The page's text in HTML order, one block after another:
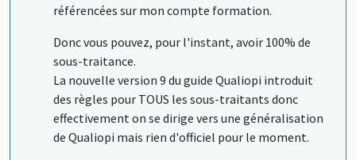
référencées sur mon compte formation.
Donc vous pouvez, pour l'instant, avoir 100% de
sous-traitance.
La nouvelle version 9 du guide Qualiopi introduit
des règles pour TOUS les sous-traitants donc
effectivement on se dirige vers une généralisation
de Qualiopi mais rien d'officiel pour le moment.